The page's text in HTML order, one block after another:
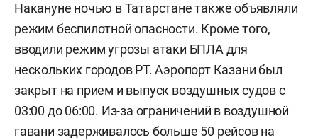
Накануне ночью в Татарстане также объявляли
режим беспилотной опасности. Кроме того,
вводили режим угрозы атаки БПЛА для
нескольких городов РТ. Аэропорт Казани был
закрыт на прием и выпуск воздушных судов с
03:00 до 06:00. Из-за ограничений в воздушной
гавани задерживалось больше 50 рейсов на